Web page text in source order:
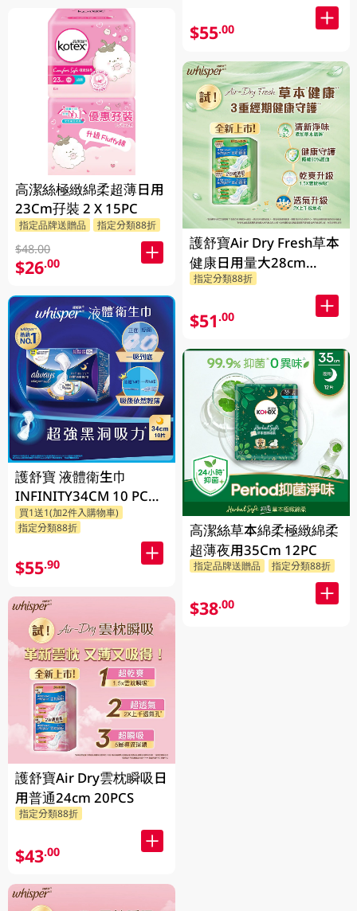
高潔絲極緻綿柔超薄日用
23Cm孖裝 2 X 15PC
指定品牌送贈品 指定分類88折
$48.00
$26.00
護舒寶 液體衛生巾
INFINITY34CM 10 PC
(包裝隨機發放)
買1送1(加2件入購物車)
指定分類88折
$55.90
護舒寶Air Dry雲枕瞬吸日
用普通24cm 20PCS
指定分類88折
$43.00
$55.00
護舒寶Air Dry Fresh草本
健康日用量大28cm
20PCS
指定分類88折
$51.00
高潔絲草本綿柔極緻綿柔
超薄夜用35Cm 12PC
指定品牌送贈品 指定分類88折
$38.00